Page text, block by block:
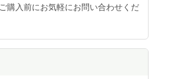
購入前にお気軽にお問い合わせくだ